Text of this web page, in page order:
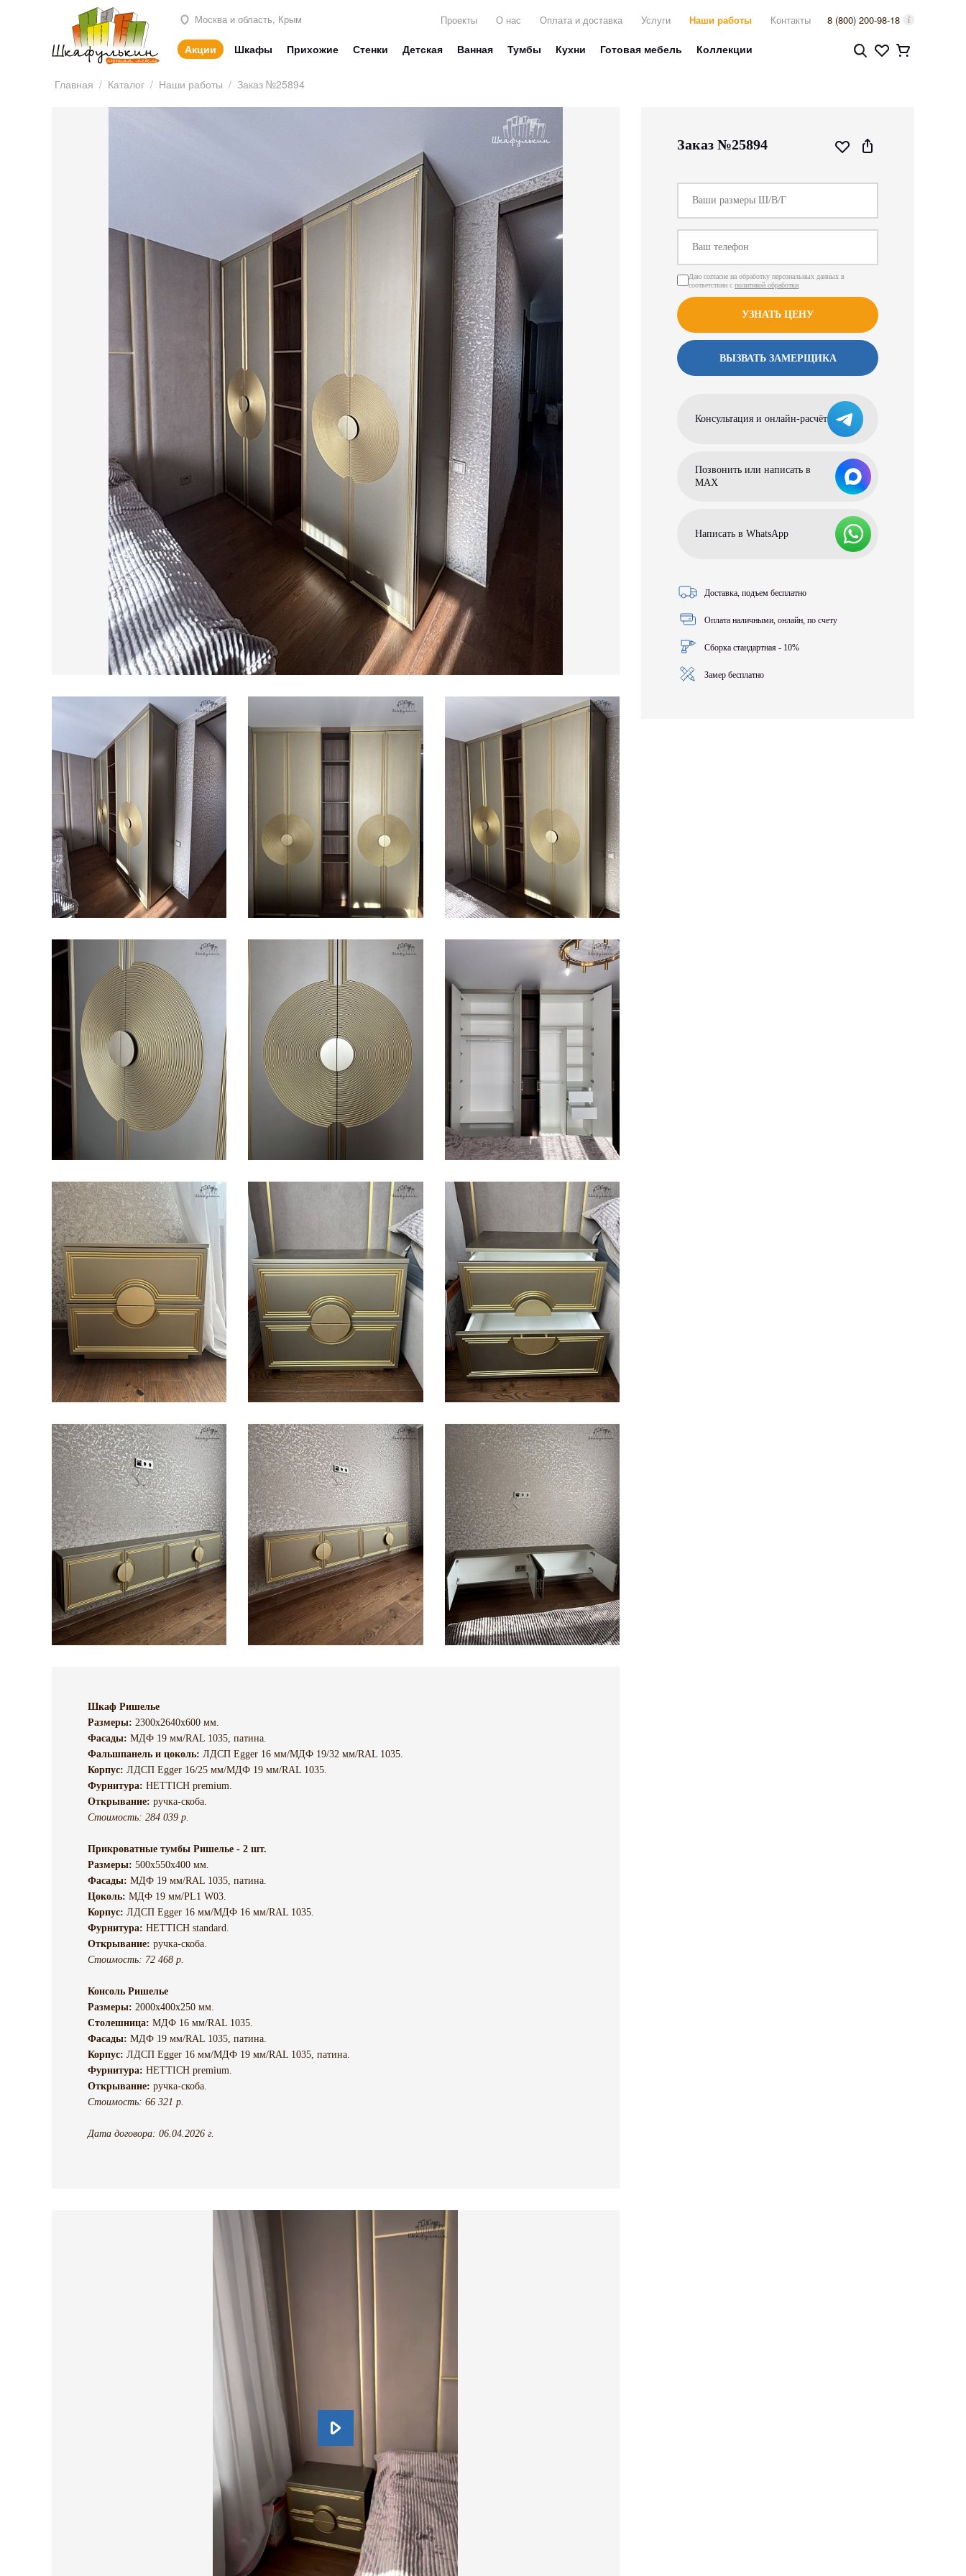
Москва и область, Крым Проекты О нас Оплата и доставка Услуги Наши работы Контакты 8 (800) 200-98-18
Акции Шкафы Прихожие Стенки Детская Ванная Тумбы Кухни Готовая мебель Коллекции
Главная / Каталог / Наши работы / Заказ №25894
Шкаф Ришелье
Размеры: 2300х2640х600 мм.
Фасады: МДФ 19 мм/RAL 1035, патина.
Фальшпанель и цоколь: ЛДСП Egger 16 мм/МДФ 19/32 мм/RAL 1035.
Корпус: ЛДСП Egger 16/25 мм/МДФ 19 мм/RAL 1035.
Фурнитура: HETTICH premium.
Открывание: ручка-скоба.
Стоимость: 284 039 р.
Прикроватные тумбы Ришелье - 2 шт.
Размеры: 500х550х400 мм.
Фасады: МДФ 19 мм/RAL 1035, патина.
Цоколь: МДФ 19 мм/PL1 W03.
Корпус: ЛДСП Egger 16 мм/МДФ 16 мм/RAL 1035.
Фурнитура: HETTICH standard.
Открывание: ручка-скоба.
Стоимость: 72 468 р.
Консоль Ришелье
Размеры: 2000х400х250 мм.
Столешница: МДФ 16 мм/RAL 1035.
Фасады: МДФ 19 мм/RAL 1035, патина.
Корпус: ЛДСП Egger 16 мм/МДФ 19 мм/RAL 1035, патина.
Фурнитура: HETTICH premium.
Открывание: ручка-скоба.
Стоимость: 66 321 р.
Дата договора: 06.04.2026 г.
Заказ №25894
Даю согласие на обработку персональных данных в
соответствии с политикой обработки
УЗНАТЬ ЦЕНУ
ВЫЗВАТЬ ЗАМЕРЩИКА
Консультация и онлайн-расчёт
Позвонить или написать в
МАХ
Написать в WhatsApp
Доставка, подъем бесплатно
Оплата наличными, онлайн, по счету
Сборка стандартная - 10%
Замер бесплатно